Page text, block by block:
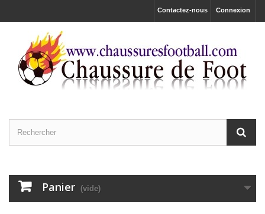
Connexion
Contactez-nous
Panier (vide)